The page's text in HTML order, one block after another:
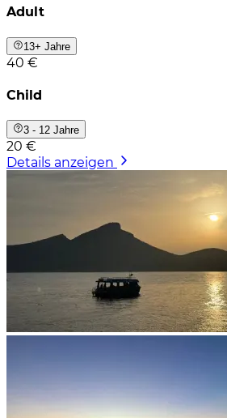
Adult
13+ Jahre
40 €
Child
3 - 12 Jahre
20 €
Details anzeigen